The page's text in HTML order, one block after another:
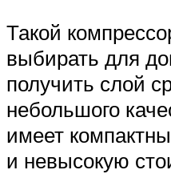
Такой
выбирать для
получить слой
небольшого
имеет
и невысокую